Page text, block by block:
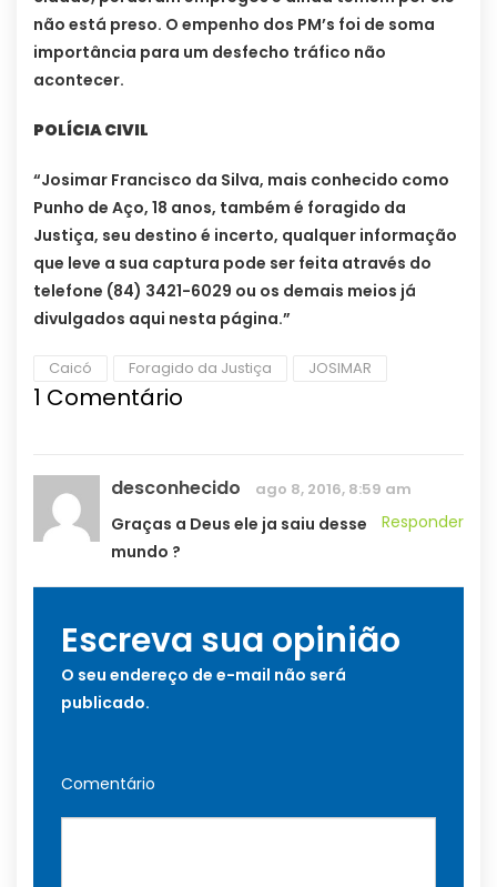
não está preso. O empenho dos PM’s foi de soma
importância para um desfecho tráfico não
acontecer.
POLÍCIA CIVIL
“Josimar Francisco da Silva, mais conhecido como
Punho de Aço, 18 anos, também é foragido da
Justiça, seu destino é incerto, qualquer informação
que leve a sua captura pode ser feita através do
telefone (84) 3421-6029 ou os demais meios já
divulgados aqui nesta página.”
Caicó Foragido da Justiça JOSIMAR
1 Comentário
desconhecido ago 8, 2016, 8:59 am
Responder
Graças a Deus ele ja saiu desse
mundo ?
Escreva sua opinião
O seu endereço de e-mail não será
publicado.
Comentário